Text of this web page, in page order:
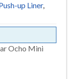
up Liner,
Ocho Mini